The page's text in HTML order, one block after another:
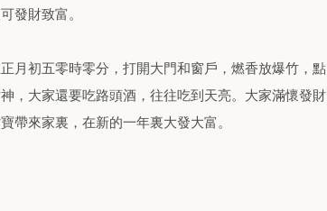
發財致富。
初五零時零分，打開大門和窗戶，燃香放爆竹，點
，大家還要吃路頭酒，往往吃到天亮。大家滿懷發財
帶來家裏，在新的一年裏大發大富。